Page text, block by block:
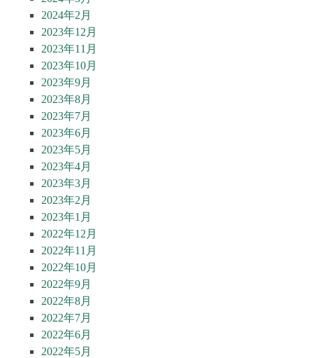
2024年2月
2023年12月
2023年11月
2023年10月
2023年9月
2023年8月
2023年7月
2023年6月
2023年5月
2023年4月
2023年3月
2023年2月
2023年1月
2022年12月
2022年11月
2022年10月
2022年9月
2022年8月
2022年7月
2022年6月
2022年5月